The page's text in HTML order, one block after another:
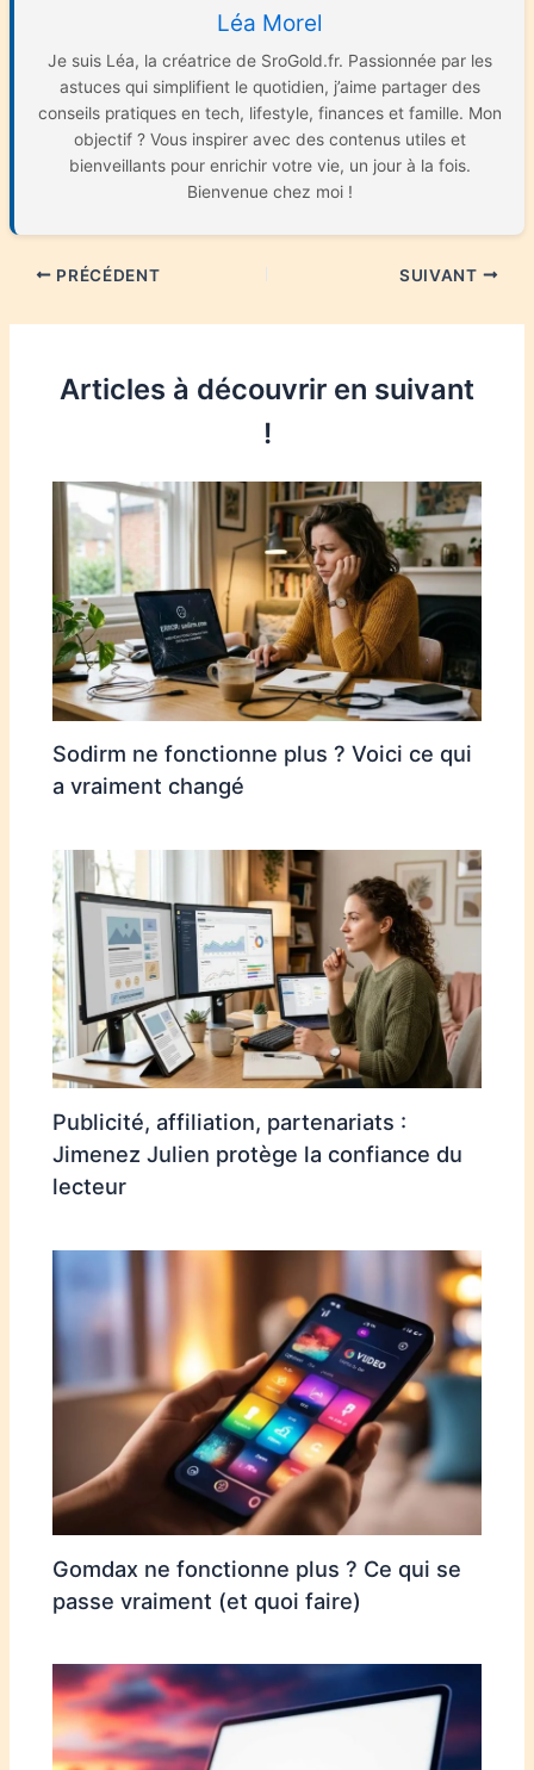
Léa Morel
Je suis Léa, la créatrice de SroGold.fr. Passionnée par les
astuces qui simplifient le quotidien, j’aime partager des
conseils pratiques en tech, lifestyle, finances et famille. Mon
objectif ? Vous inspirer avec des contenus utiles et
bienveillants pour enrichir votre vie, un jour à la fois.
Bienvenue chez moi !
PRÉCÉDENT SUIVANT
Articles à découvrir en suivant
!
Sodirm ne fonctionne plus ? Voici ce qui
a vraiment changé
Publicité, affiliation, partenariats :
Jimenez Julien protège la confiance du
lecteur
Gomdax ne fonctionne plus ? Ce qui se
passe vraiment (et quoi faire)